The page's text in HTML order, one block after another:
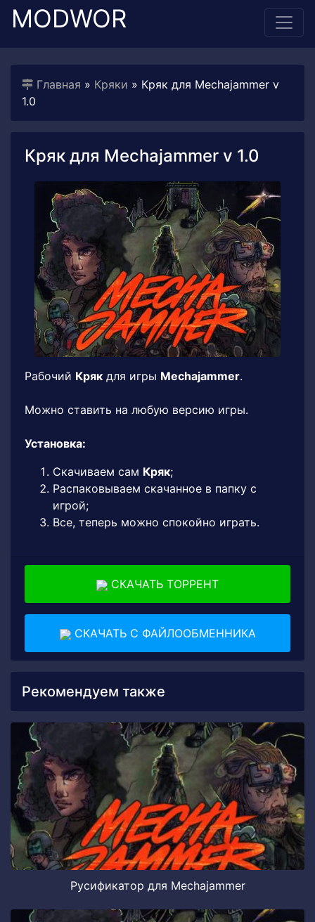
MODWOR
Главная » Кряки » Кряк для Mechajammer v
1.0
Кряк для Mechajammer v 1.0
Рабочий Кряк для игры Mechajammer.
Можно ставить на любую версию игры.
Установка:
Скачиваем сам Кряк;
Распаковываем скачанное в папку с
игрой;
Все, теперь можно спокойно играть.
СКАЧАТЬ ТОРРЕНТ
СКАЧАТЬ С ФАЙЛООБМЕННИКА
Рекомендуем также
Русификатор для Mechajammer